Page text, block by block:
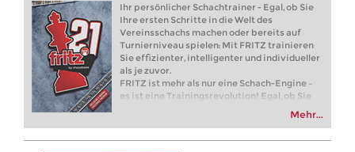
Round 7 now live
New Opening Trend
Caku - Manko (B32)
FIDE WUTCC Finals-KO 2026
Round 2 now live
New Opening Trend
Tarasenka - Venskaya (B76)
Ihr persönlicher Schachtrainer - Egal, ob Sie
Ihre ersten Schritte in die Welt des
Vereinsschachs machen oder bereits auf
Turnierniveau spielen: Mit FRITZ trainieren
Sie effizienter, intelligenter und individueller
als je zuvor.
FRITZ ist mehr als nur eine Schach-Engine –
es ist eine Trainingsrevolution! Egal, ob Sie
Vereinsschachs machen oder bereits auf
Mehr...